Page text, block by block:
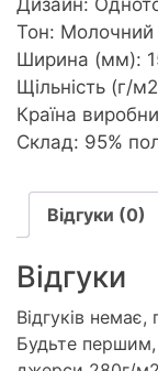
Тон: Молочний
Ширина (мм):
Щільність (г/
Країна
Склад: 95%
Відгуки (0)
Відгуки
Відгуків
Будьте першим,